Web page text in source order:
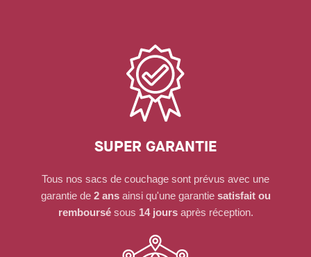
SUPER GARANTIE
Tous nos sacs de couchage sont prévus avec une
garantie de 2 ansainsi qu'une garantie satisfait ou
remboursésous 14 joursaprès réception.